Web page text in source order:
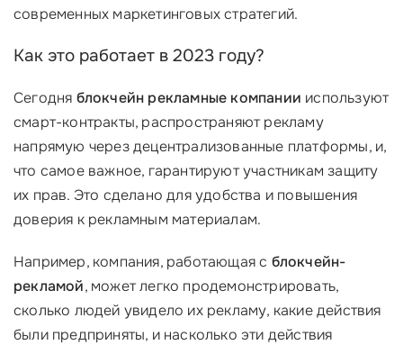
современных маркетинговых стратегий.
Как это работает в 2023 году?
Сегодня блокчейн рекламные компании используют
смарт-контракты, распространяют рекламу
напрямую через децентрализованные платформы, и,
что самое важное, гарантируют участникам защиту
их прав. Это сделано для удобства и повышения
доверия к рекламным материалам.
Например, компания, работающая с блокчейн-
рекламой, может легко продемонстрировать,
сколько людей увидело их рекламу, какие действия
были предприняты, и насколько эти действия